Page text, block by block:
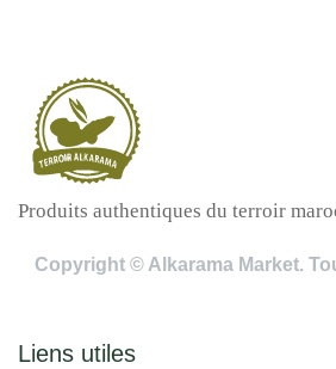
Produits authentiques du terroir
Copyright © Alkarama Market.
Liens utiles